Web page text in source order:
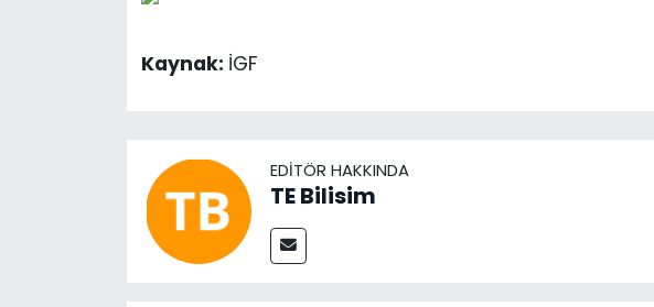
Kaynak: İGF
EDITÖR HAKKINDA
TE Bilisim